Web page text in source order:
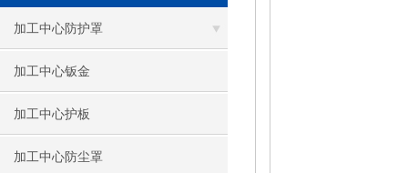
加工中心防护罩
加工中心钣金
加工中心护板
加工中心防尘罩